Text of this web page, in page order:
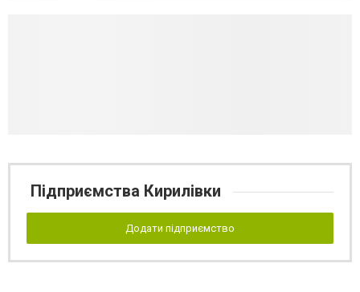
Підприємства Кирилівки
Додати підприємство